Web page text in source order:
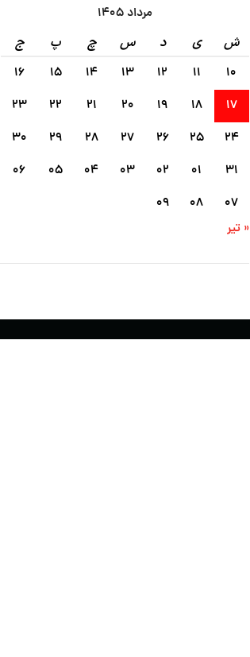
مرداد ۱۴۰۵
ش ی د س چ پ ج
۱۰ ۱۱ ۱۲ ۱۳ ۱۴ ۱۵
۱۶
۱۷
۱۸ ۱۹ ۲۰ ۲۱ ۲۲
۲۳
۲۴
۲۵ ۲۶ ۲۷ ۲۸ ۲۹
۳۰
۳۱
۰۱ ۰۲ ۰۳ ۰۴ ۰۵
۰۶
۰۷
۰۸
۰۹
« تیر